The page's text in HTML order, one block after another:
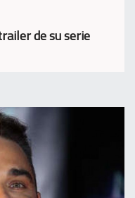
de su serie